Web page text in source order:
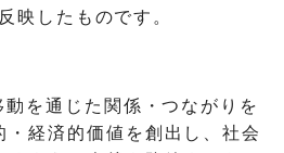
映したものです。
を通じた関係・つながりを
経済的価値を創出し、社会